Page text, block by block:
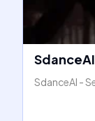
SdanceAI
SdanceAI -